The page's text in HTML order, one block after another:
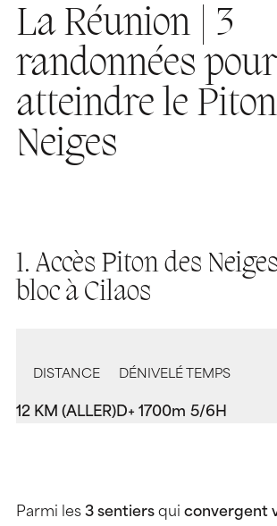
La Réunion | 3
randonnées pour
atteindre le
Neiges
1. Accès Piton des
bloc à Cilaos
DISTANCE
12 KM (ALLER)
DÉNIVELÉ
D+ 1700m
TEMPS
5/6H
Parmi les 3 sentiers qui convergent